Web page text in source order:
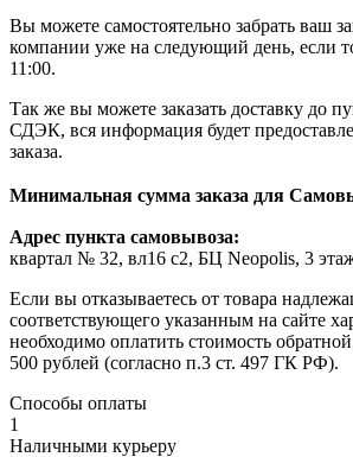
Вы можете самостоятельно забрать ваш
компании уже на следующий день, если
11:00.
Так же вы можете заказать доставку до
СДЭК, вся информация будет
заказа.
Минимальная сумма заказа для
Адрес пункта самовывоза:
квартал № 32, вл16 с2, БЦ Neopolis, 3
Если вы отказываетесь от товара
соответствующего указанным на сайте
необходимо оплатить стоимость
500 рублей (согласно п.3 ст. 497 ГК РФ).
Способы оплаты
1
Наличными курьеру